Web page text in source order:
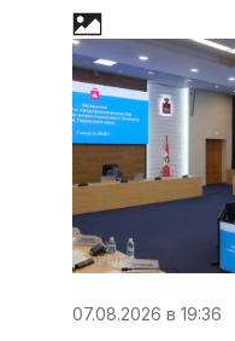
07.08.2026 в 19:36